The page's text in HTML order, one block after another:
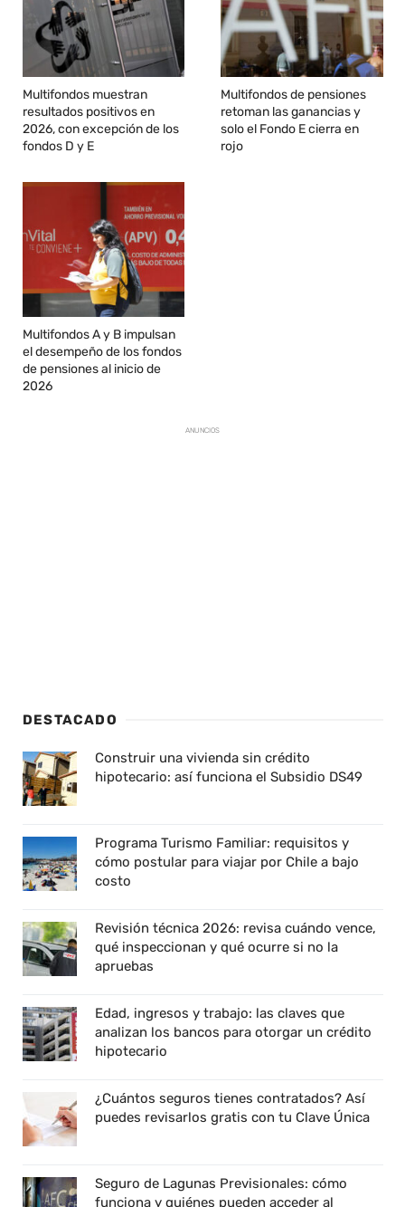
Multifondos muestran
resultados positivos en
2026, con excepción de los
fondos D y E
Multifondos de pensiones
retoman las ganancias y
solo el Fondo E cierra en
rojo
Multifondos A y B impulsan
el desempeño de los fondos
de pensiones al inicio de
2026
ANUNCIOS
DESTACADO
Construir una vivienda sin crédito
hipotecario: así funciona el Subsidio DS49
Programa Turismo Familiar: requisitos y
cómo postular para viajar por Chile a bajo
costo
Revisión técnica 2026: revisa cuándo vence,
qué inspeccionan y qué ocurre si no la
apruebas
Edad, ingresos y trabajo: las claves que
analizan los bancos para otorgar un crédito
hipotecario
¿Cuántos seguros tienes contratados? Así
puedes revisarlos gratis con tu Clave Única
Seguro de Lagunas Previsionales: cómo
funciona y quiénes pueden acceder al